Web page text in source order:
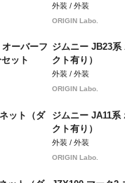
外装 / 外装
ORIGIN Labo.
ーバーフ
ット
ジムニー JB23系
クト有り）
外装 / 外装
ORIGIN Labo.
ット（ダ
ジムニー JA11系
クト有り）
外装 / 外装
ORIGIN Labo.